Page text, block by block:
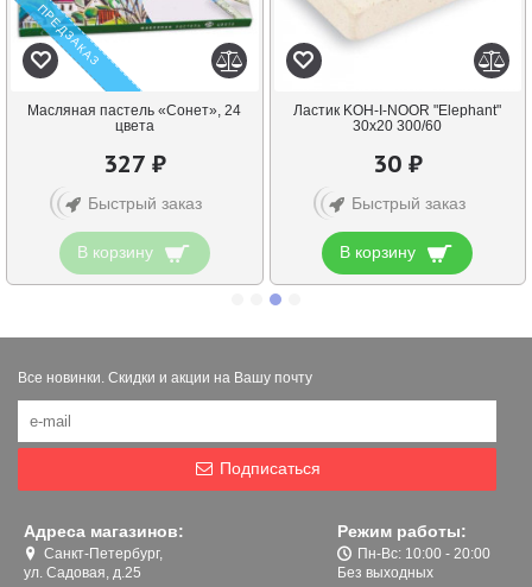
ПРЕДЗАКАЗ
Масляная пастель «Сонет», 24
цвета
327 ₽
Быстрый заказ
В корзину
Ластик KOH-I-NOOR "Elephant"
30х20 300/60
30 ₽
Быстрый заказ
В корзину
Все новинки. Скидки и акции на Вашу почту
Подписаться
Адреса магазинов:
Санкт-Петербург,
ул. Садовая, д.25
Режим работы:
Пн-Вс: 10:00 - 20:00
Без выходных